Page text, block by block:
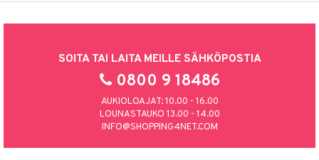
SOITA TAI LAITA MEILLE SÄHKÖPOSTIA
0800 9 18486
AUKIOLOAJAT: 10.00 - 16.00
LOUNASTAUKO 13.00 - 14.00
INFO@SHOPPING4NET.COM